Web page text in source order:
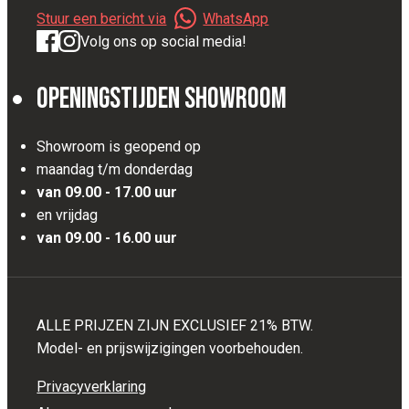
Stuur een bericht via
WhatsApp
Volg ons op social media!
Openingstijden Showroom
Showroom is geopend op
maandag t/m donderdag
van 09.00 - 17.00 uur
en vrijdag
van 09.00 - 16.00 uur
ALLE PRIJZEN ZIJN EXCLUSIEF 21% BTW.
Model- en prijswijzigingen voorbehouden.
Privacyverklaring